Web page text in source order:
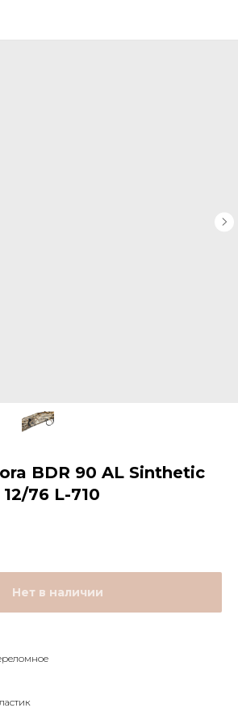
BDR 90 AL Sinthetic
76 L-710
Нет в наличии